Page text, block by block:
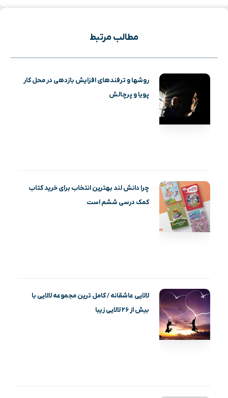
مطالب مرتبط
روشها و ترفندهای افزایش بازدهی در محل کار
پویا و پرچالش
چرا دانش لند بهترین انتخاب برای خرید کتاب
کمک درسی ششم است
لالایی عاشقانه / کامل ترین مجموعه لالایی با
بیش از ۲۶ لالایی زیبا